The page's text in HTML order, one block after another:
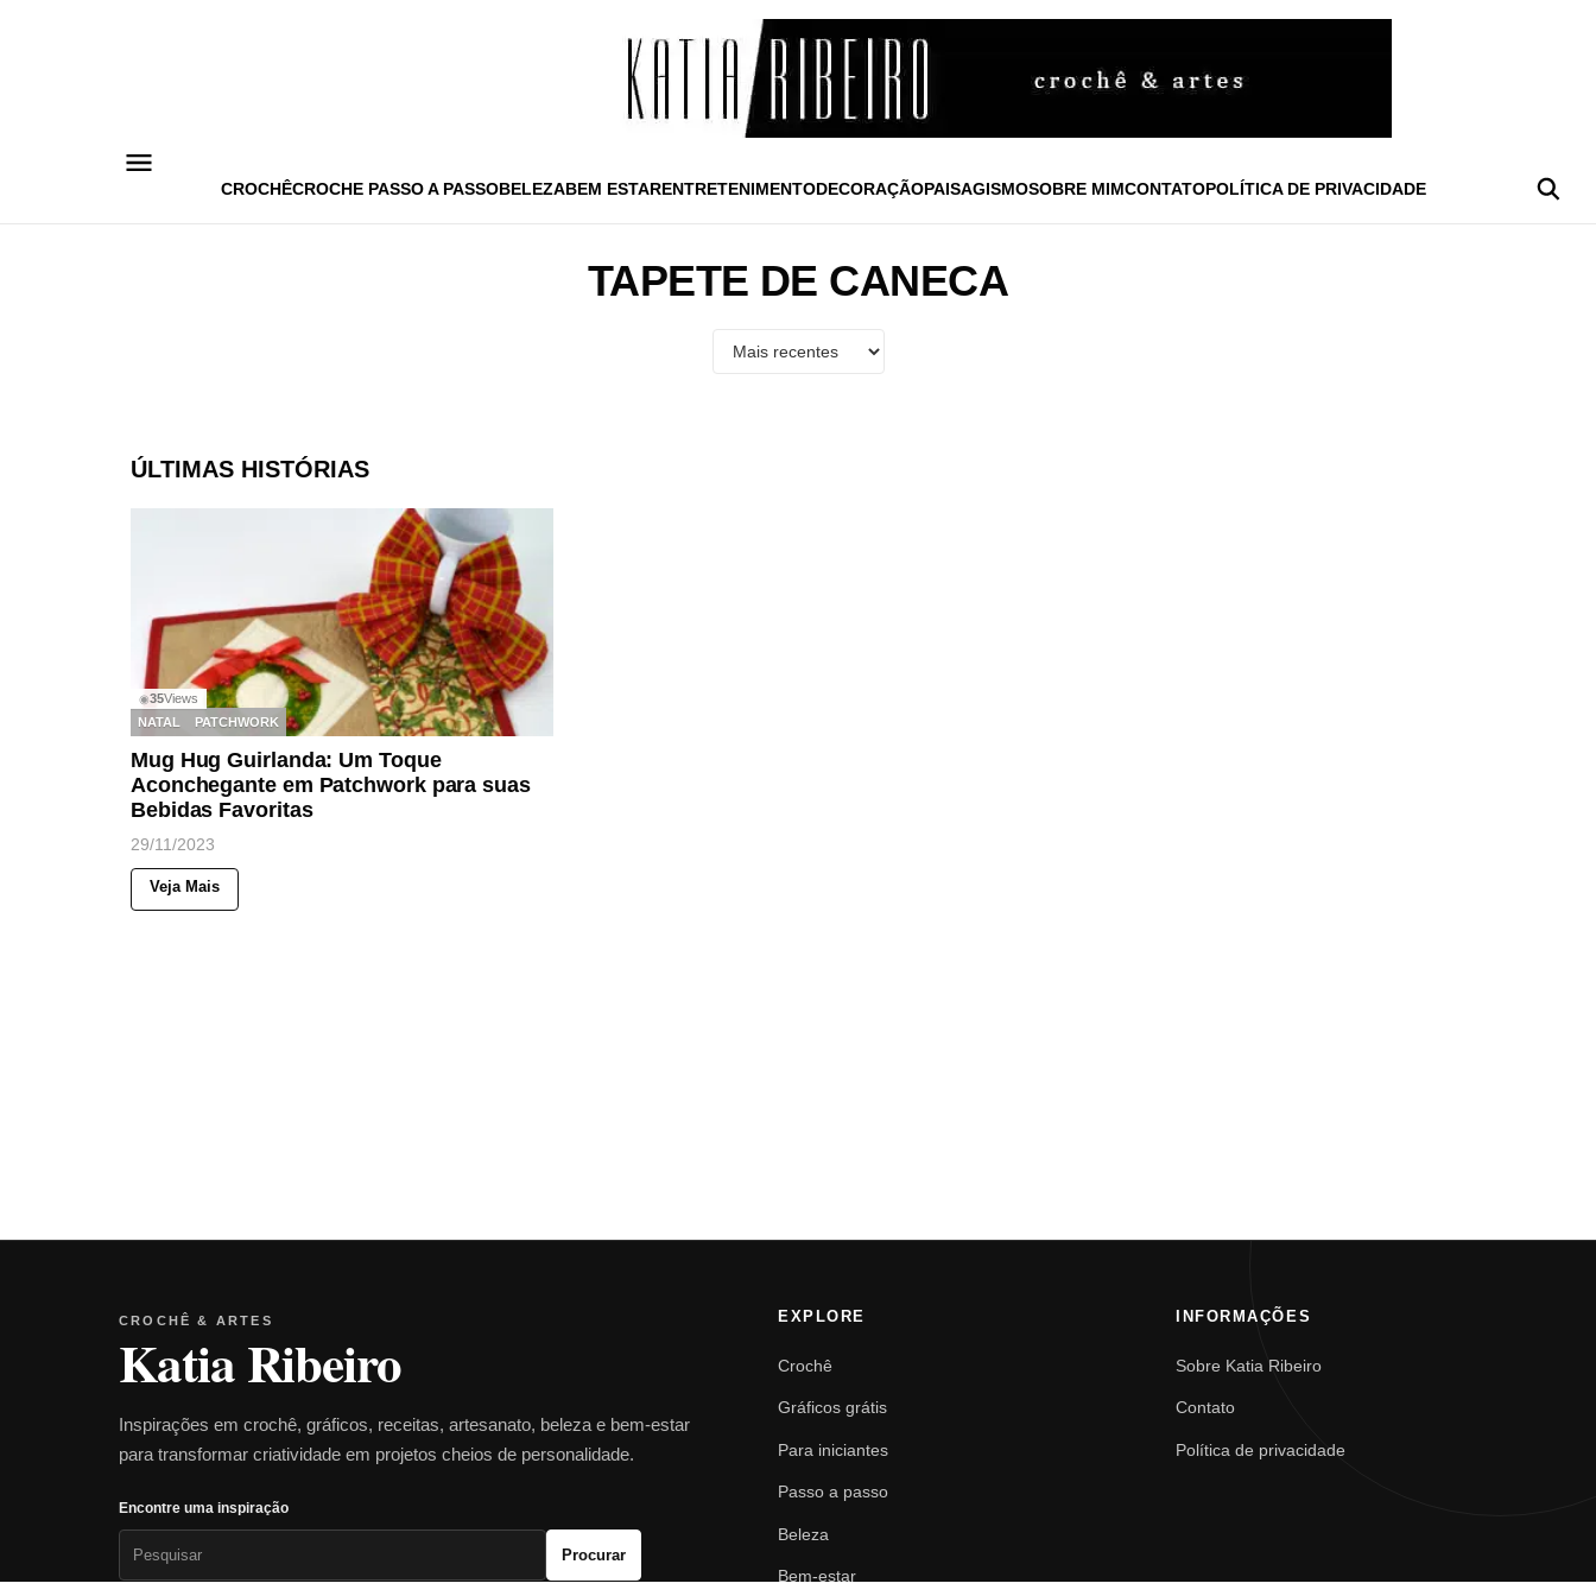
CROCHÊCROCHE PASSO A PASSOBELEZABEM ESTARENTRETENIMENTODECORAÇÃOPAISAGISMOSOBRE MIMCONTATOPOLÍTICA DE PRIVACIDADE
TAPETE DE CANECA
ÚLTIMAS HISTÓRIAS
◉35Views
NATAL
PATCHWORK
Mug Hug Guirlanda: Um Toque
Aconchegante em Patchwork para suas
Bebidas Favoritas
29/11/2023
Veja Mais
CROCHÊ & ARTES
Katia Ribeiro
Inspirações em crochê, gráficos, receitas, artesanato, beleza e bem-estar
para transformar criatividade em projetos cheios de personalidade.
Encontre uma inspiração
Procurar
EXPLORE
Crochê
Gráficos grátis
Para iniciantes
Passo a passo
Beleza
Bem-estar
INFORMAÇÕES
Sobre Katia Ribeiro
Contato
Política de privacidade